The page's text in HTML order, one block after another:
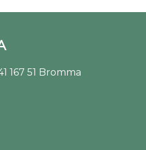
167 51 Bromma